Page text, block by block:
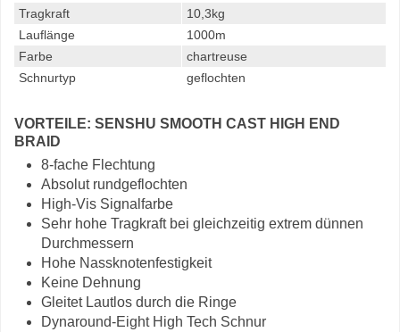
Tragkraft
10,3kg
Lauflänge
1000m
Farbe
chartreuse
Schnurtyp
geflochten
VORTEILE: SENSHU SMOOTH CAST HIGH END
BRAID
8-fache Flechtung
Absolut rundgeflochten
High-Vis Signalfarbe
Sehr hohe Tragkraft bei gleichzeitig extrem dünnen
Durchmessern
Hohe Nassknotenfestigkeit
Keine Dehnung
Gleitet Lautlos durch die Ringe
Dynaround-Eight High Tech Schnur